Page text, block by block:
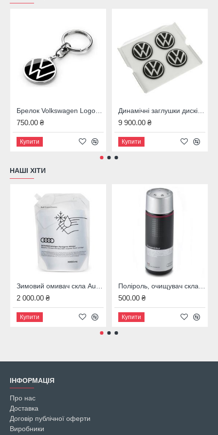
Брелок Volkswagen Logo Keyring, Black and Chrome, 37 mm., Артикул 000087010BQ
750.00 ₴
Купити
Динамічні заглушки дисків Volkswagen Passat B7 / B8 (новий логотип), 000071213D
9 900.00 ₴
Купити
НАШІ ХІТИ
Зимовий омивач скла Audi, 4M8096323B
2 000.00 ₴
Купити
Поліроль, очищувач скла Audi, 00A096329020
500.00 ₴
Купити
ІНФОРМАЦІЯ
Про нас
Доставка
Договір публічної оферти
Виробники